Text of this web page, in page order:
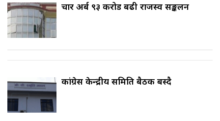
चार अर्ब ९३ करोड बढी राजस्व सङ्कलन
कांग्रेस केन्द्रीय समिति बैठक बस्दै